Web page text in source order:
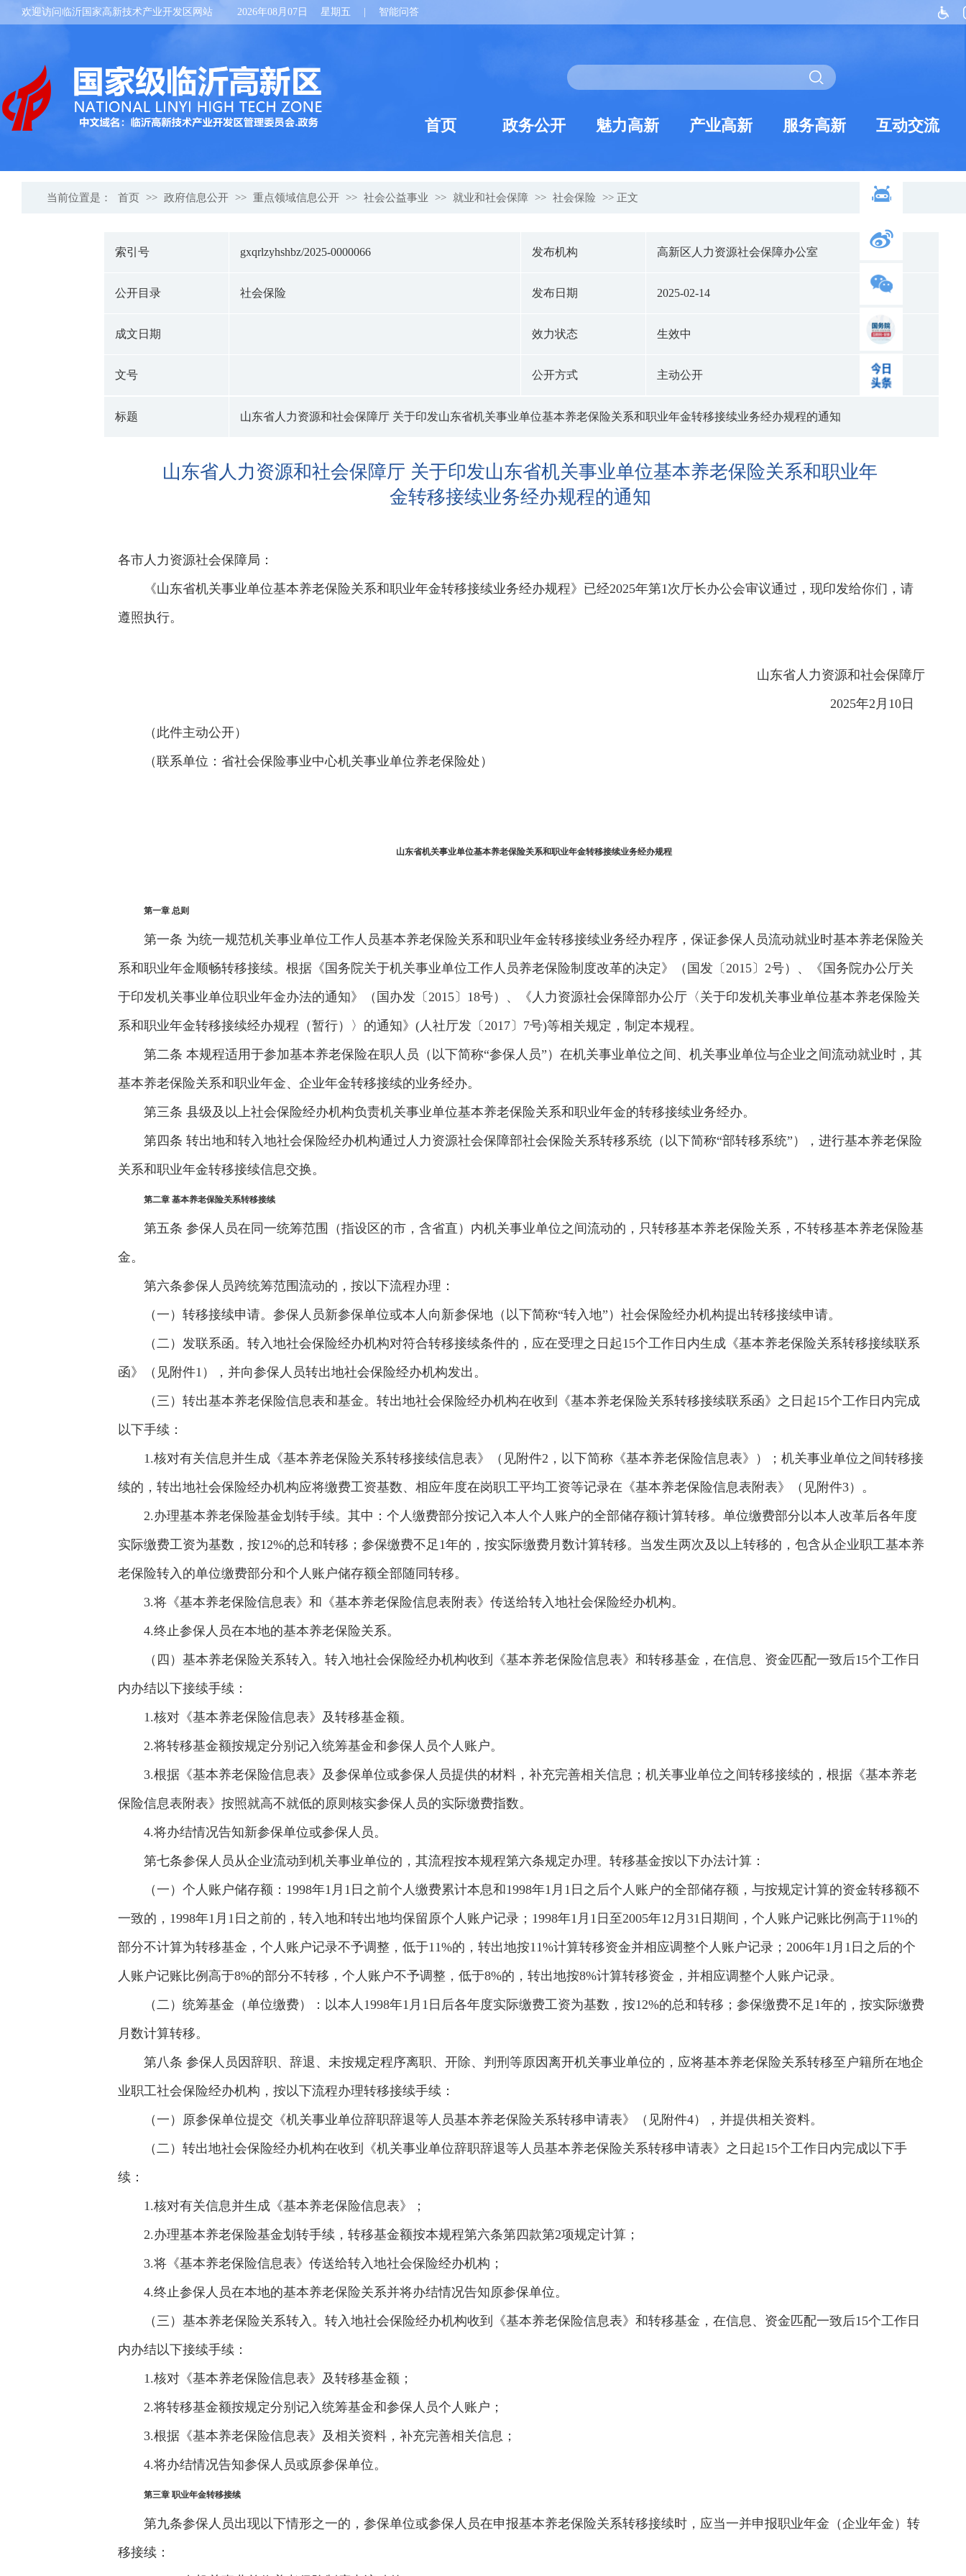
欢迎访问临沂国家高新技术产业开发区网站 2026年08月07日 星期五 智能问答
首页 政务公开 魅力高新 产业高新 服务高新 互动交流
当前位置是： 首页 >> 政府信息公开 >> 重点领域信息公开 >> 社会公益事业 >> 就业和社会保障 >> 社会保险 >> 正文
索引号 gxqrlzyhshbz/2025-0000066 发布机构 高新区人力资源社会保障办公室
公开目录 社会保险 发布日期 2025-02-14
成文日期 效力状态 生效中
文号 公开方式 主动公开
标题 山东省人力资源和社会保障厅 关于印发山东省机关事业单位基本养老保险关系和职业年金转移接续业务经办规程的通知
山东省人力资源和社会保障厅 关于印发山东省机关事业单位基本养老保险关系和职业年
金转移接续业务经办规程的通知
各市人力资源社会保障局：
《山东省机关事业单位基本养老保险关系和职业年金转移接续业务经办规程》已经2025年第1次厅长办公会审议通过，现印发给你们，请
遵照执行。
山东省人力资源和社会保障厅
2025年2月10日
（此件主动公开）
（联系单位：省社会保险事业中心机关事业单位养老保险处）
山东省机关事业单位基本养老保险关系和职业年金转移接续业务经办规程
第一章 总则
第一条 为统一规范机关事业单位工作人员基本养老保险关系和职业年金转移接续业务经办程序，保证参保人员流动就业时基本养老保险关
系和职业年金顺畅转移接续。根据《国务院关于机关事业单位工作人员养老保险制度改革的决定》（国发〔2015〕2号）、《国务院办公厅关
于印发机关事业单位职业年金办法的通知》（国办发〔2015〕18号）、《人力资源社会保障部办公厅〈关于印发机关事业单位基本养老保险关
系和职业年金转移接续经办规程（暂行）〉的通知》(人社厅发〔2017〕7号)等相关规定，制定本规程。
第二条 本规程适用于参加基本养老保险在职人员（以下简称“参保人员”）在机关事业单位之间、机关事业单位与企业之间流动就业时，其
基本养老保险关系和职业年金、企业年金转移接续的业务经办。
第三条 县级及以上社会保险经办机构负责机关事业单位基本养老保险关系和职业年金的转移接续业务经办。
第四条 转出地和转入地社会保险经办机构通过人力资源社会保障部社会保险关系转移系统（以下简称“部转移系统”），进行基本养老保险
关系和职业年金转移接续信息交换。
第二章 基本养老保险关系转移接续
第五条 参保人员在同一统筹范围（指设区的市，含省直）内机关事业单位之间流动的，只转移基本养老保险关系，不转移基本养老保险基
金。
第六条参保人员跨统筹范围流动的，按以下流程办理：
（一）转移接续申请。参保人员新参保单位或本人向新参保地（以下简称“转入地”）社会保险经办机构提出转移接续申请。
（二）发联系函。转入地社会保险经办机构对符合转移接续条件的，应在受理之日起15个工作日内生成《基本养老保险关系转移接续联系
函》（见附件1），并向参保人员转出地社会保险经办机构发出。
（三）转出基本养老保险信息表和基金。转出地社会保险经办机构在收到《基本养老保险关系转移接续联系函》之日起15个工作日内完成
以下手续：
1.核对有关信息并生成《基本养老保险关系转移接续信息表》（见附件2，以下简称《基本养老保险信息表》）；机关事业单位之间转移接
续的，转出地社会保险经办机构应将缴费工资基数、相应年度在岗职工平均工资等记录在《基本养老保险信息表附表》（见附件3）。
2.办理基本养老保险基金划转手续。其中：个人缴费部分按记入本人个人账户的全部储存额计算转移。单位缴费部分以本人改革后各年度
实际缴费工资为基数，按12%的总和转移；参保缴费不足1年的，按实际缴费月数计算转移。当发生两次及以上转移的，包含从企业职工基本养
老保险转入的单位缴费部分和个人账户储存额全部随同转移。
3.将《基本养老保险信息表》和《基本养老保险信息表附表》传送给转入地社会保险经办机构。
4.终止参保人员在本地的基本养老保险关系。
（四）基本养老保险关系转入。转入地社会保险经办机构收到《基本养老保险信息表》和转移基金，在信息、资金匹配一致后15个工作日
内办结以下接续手续：
1.核对《基本养老保险信息表》及转移基金额。
2.将转移基金额按规定分别记入统筹基金和参保人员个人账户。
3.根据《基本养老保险信息表》及参保单位或参保人员提供的材料，补充完善相关信息；机关事业单位之间转移接续的，根据《基本养老
保险信息表附表》按照就高不就低的原则核实参保人员的实际缴费指数。
4.将办结情况告知新参保单位或参保人员。
第七条参保人员从企业流动到机关事业单位的，其流程按本规程第六条规定办理。转移基金按以下办法计算：
（一）个人账户储存额：1998年1月1日之前个人缴费累计本息和1998年1月1日之后个人账户的全部储存额，与按规定计算的资金转移额不
一致的，1998年1月1日之前的，转入地和转出地均保留原个人账户记录；1998年1月1日至2005年12月31日期间，个人账户记账比例高于11%的
部分不计算为转移基金，个人账户记录不予调整，低于11%的，转出地按11%计算转移资金并相应调整个人账户记录；2006年1月1日之后的个
人账户记账比例高于8%的部分不转移，个人账户不予调整，低于8%的，转出地按8%计算转移资金，并相应调整个人账户记录。
（二）统筹基金（单位缴费）：以本人1998年1月1日后各年度实际缴费工资为基数，按12%的总和转移；参保缴费不足1年的，按实际缴费
月数计算转移。
第八条 参保人员因辞职、辞退、未按规定程序离职、开除、判刑等原因离开机关事业单位的，应将基本养老保险关系转移至户籍所在地企
业职工社会保险经办机构，按以下流程办理转移接续手续：
（一）原参保单位提交《机关事业单位辞职辞退等人员基本养老保险关系转移申请表》（见附件4），并提供相关资料。
（二）转出地社会保险经办机构在收到《机关事业单位辞职辞退等人员基本养老保险关系转移申请表》之日起15个工作日内完成以下手
续：
1.核对有关信息并生成《基本养老保险信息表》；
2.办理基本养老保险基金划转手续，转移基金额按本规程第六条第四款第2项规定计算；
3.将《基本养老保险信息表》传送给转入地社会保险经办机构；
4.终止参保人员在本地的基本养老保险关系并将办结情况告知原参保单位。
（三）基本养老保险关系转入。转入地社会保险经办机构收到《基本养老保险信息表》和转移基金，在信息、资金匹配一致后15个工作日
内办结以下接续手续：
1.核对《基本养老保险信息表》及转移基金额；
2.将转移基金额按规定分别记入统筹基金和参保人员个人账户；
3.根据《基本养老保险信息表》及相关资料，补充完善相关信息；
4.将办结情况告知参保人员或原参保单位。
第三章 职业年金转移接续
第九条参保人员出现以下情形之一的，参保单位或参保人员在申报基本养老保险关系转移接续时，应当一并申报职业年金（企业年金）转
移接续：